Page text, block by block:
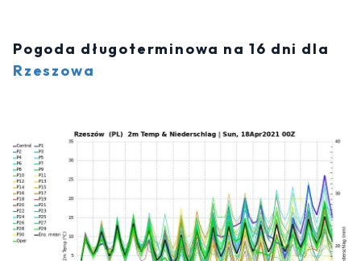
Pogoda długoterminowa na 16 dni dla
Rzeszowa